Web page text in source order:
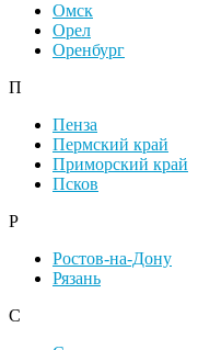
Омск
Орел
Оренбург
П
Пенза
Пермский край
Приморский край
Псков
Р
Ростов-на-Дону
Рязань
С